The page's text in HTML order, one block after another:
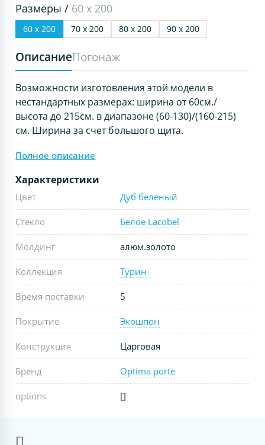
Размеры / 60 х 200
60 х 200 70 х 200 80 х 200 90 х 200
ОписаниеПогонаж
Возможности изготовления этой модели в
нестандартных размерах: ширина от 60см./
высота до 215см. в диапазоне (60-130)/(160-215)
см. Ширина за счет большого щита.
Полное описание
Характеристики
Цвет Дуб беленый
Стекло Белое Lacobel
Молдинг алюм.золото
Коллекция Турин
Время поставки 5
Покрытие Экошпон
Конструкция Царговая
Бренд Optima porte
options []